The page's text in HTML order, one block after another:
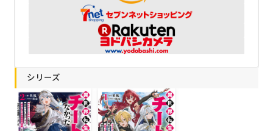
シリーズ